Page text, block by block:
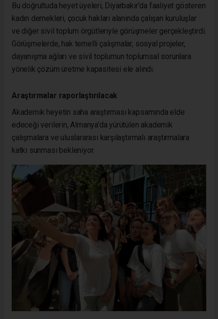
Bu doğrultuda heyet üyeleri, Diyarbakır’da faaliyet gösteren
kadın dernekleri, çocuk hakları alanında çalışan kuruluşlar
ve diğer sivil toplum örgütleriyle görüşmeler gerçekleştirdi.
Görüşmelerde, hak temelli çalışmalar, sosyal projeler,
dayanışma ağları ve sivil toplumun toplumsal sorunlara
yönelik çözüm üretme kapasitesi ele alındı.
Araştırmalar raporlaştırılacak
Akademik heyetin saha araştırması kapsamında elde
edeceği verilerin, Almanya’da yürütülen akademik
çalışmalara ve uluslararası karşılaştırmalı araştırmalara
katkı sunması bekleniyor.